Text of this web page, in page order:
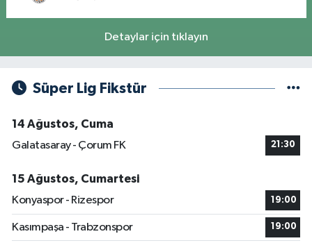
Detaylar için tıklayın
Süper Lig Fikstür
14 Ağustos, Cuma
Galatasaray - Çorum FK
21:30
15 Ağustos, Cumartesi
Konyaspor - Rizespor
19:00
Kasımpaşa - Trabzonspor 19:00